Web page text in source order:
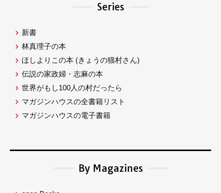
Series
新書
林真理子の本
ほしよりこの本 (きょうの猫村さん)
伝説の家政婦・志麻の本
世界がもし100人の村だったら
マガジンハウスの全書籍リスト
マガジンハウスの電子書籍
By Magazines